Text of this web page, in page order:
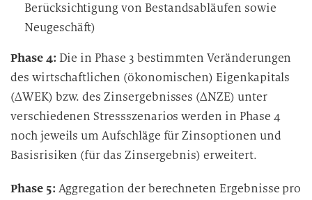
Berücksichtigung von Bestandsabläufen sowie
Neugeschäft)
Phase 4: Die in Phase 3 bestimmten Veränderungen
des wirtschaftlichen (ökonomischen) Eigenkapitals
(∆WEK) bzw. des Zinsergebnisses (∆NZE) unter
verschiedenen Stressszenarios werden in Phase 4
noch jeweils um Aufschläge für Zinsoptionen und
Basisrisiken (für das Zinsergebnis) erweitert.
Phase 5: Aggregation der berechneten Ergebnisse pro